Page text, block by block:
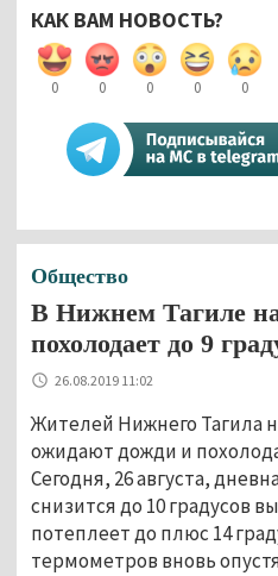
КАК ВАМ НОВОСТЬ?
0 0 0 0 0
Общество
В Нижнем Тагиле на
похолодает до 9
26.08.2019 11:02
Жителей Нижнего Тагила
ожидают дожди и
Сегодня, 26 августа,
снизится до 10 градусов
потеплеет до плюс 14
термометров вновь